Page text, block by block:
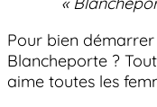
Pour bien
Blancheporte ?
aime toutes les